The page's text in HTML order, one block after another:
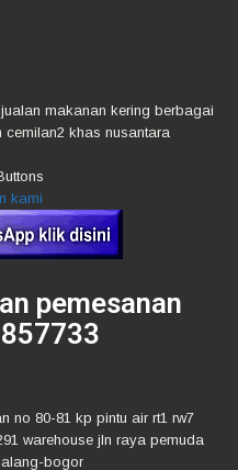
makanan kering berbagai
khas nusantara
pemesanan
no 80-81 kp pintu air rt1 rw7
warehouse jln raya pemuda
bogor